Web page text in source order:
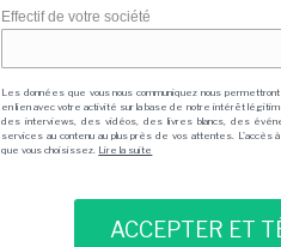
Effectif de votre société
Les données que vous nous communiquez nous
en lien avec votre activité sur la base de notre intérêt
des interviews, des vidéos, des livres blancs, des
services au contenu au plus près de vos attentes. L'accès
que vous choisissez. Lire la suite